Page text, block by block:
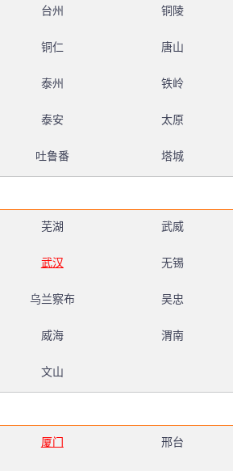
台州 铜陵
铜仁 唐山
泰州 铁岭
泰安 太原
吐鲁番 塔城
芜湖 武威
武汉 无锡
乌兰察布 吴忠
威海 渭南
文山
厦门 邢台